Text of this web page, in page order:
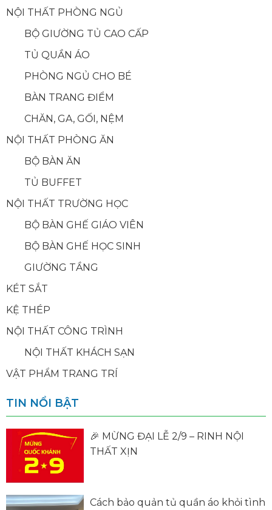
NỘI THẤT PHÒNG NGỦ
BỘ GIƯỜNG TỦ CAO CẤP
TỦ QUẦN ÁO
PHÒNG NGỦ CHO BÉ
BÀN TRANG ĐIỂM
CHĂN, GA, GỐI, NỆM
NỘI THẤT PHÒNG ĂN
BỘ BÀN ĂN
TỦ BUFFET
NỘI THẤT TRƯỜNG HỌC
BỘ BÀN GHẾ GIÁO VIÊN
BỘ BÀN GHẾ HỌC SINH
GIƯỜNG TẦNG
KÉT SẮT
KỆ THÉP
NỘI THẤT CÔNG TRÌNH
NỘI THẤT KHÁCH SẠN
VẬT PHẨM TRANG TRÍ
TIN NỔI BẬT
🎉 MỪNG ĐẠI LỄ 2/9 – RINH NỘI
THẤT XỊN
Cách bảo quản tủ quần áo khỏi tình